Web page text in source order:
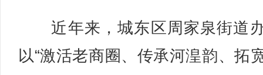
近年来，城东区周家泉街道
以“激活老商圈、传承河湟韵、拓